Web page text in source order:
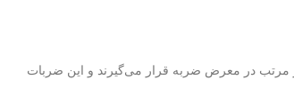
مرتب در معرض ضربه قرار می‌گیرند و این ضربات